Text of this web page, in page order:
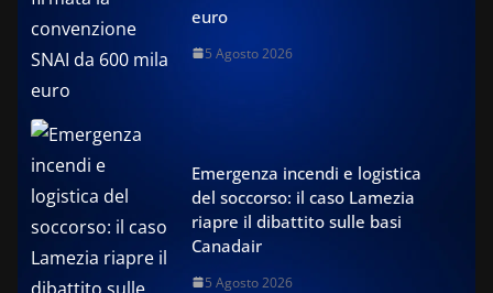
euro
5 Agosto 2026
Emergenza incendi e logistica
del soccorso: il caso Lamezia
riapre il dibattito sulle basi
Canadair
5 Agosto 2026